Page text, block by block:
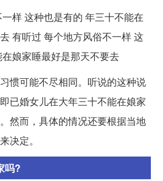
样 这种也是有的 年三十不能在
有听过 每个地方风俗不一样 这
娘家睡最好是那天不要去
惯可能不尽相同。听说的这种说
已婚女儿在大年三十不能在娘家
然而，具体的情况还要根据当地
决定。
吗?